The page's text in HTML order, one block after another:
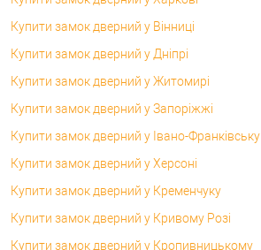
Купити замок дверний у Вінниці
Купити замок дверний у Дніпрі
Купити замок дверний у Житомирі
Купити замок дверний у Запоріжжі
Купити замок дверний у Івано-Франківську
Купити замок дверний у Херсоні
Купити замок дверний у Кременчуку
Купити замок дверний у Кривому Розі
Купити замок дверний у Кропивницькому